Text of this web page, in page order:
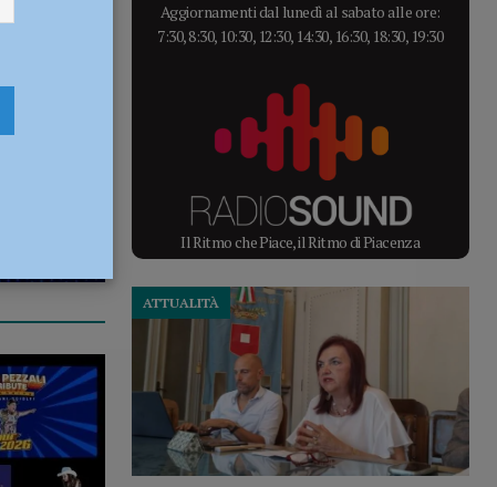
Aggiornamenti dal lunedì al sabato alle ore:
7:30, 8:30, 10:30, 12:30, 14:30, 16:30, 18:30, 19:30
Il Ritmo che Piace, il Ritmo di Piacenza
ATTUALITÀ